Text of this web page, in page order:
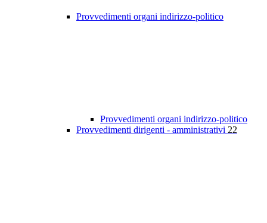
Provvedimenti organi indirizzo-politico
Provvedimenti organi indirizzo-politico
Provvedimenti dirigenti - amministrativi 22